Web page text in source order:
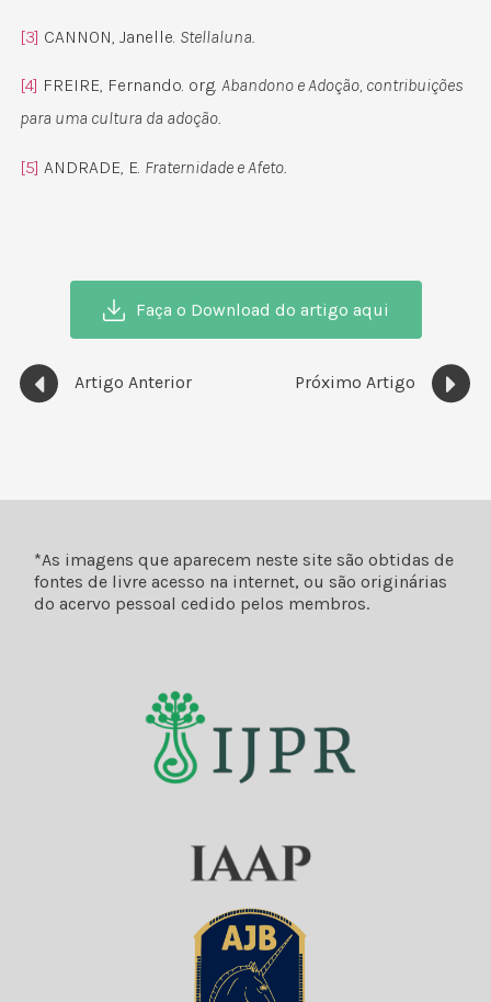
[3] CANNON, Janelle. Stellaluna.
[4] FREIRE, Fernando. org. Abandono e Adoção, contribuições
para uma cultura da adoção.
[5] ANDRADE, E. Fraternidade e Afeto.
Faça o Download do artigo aqui
Artigo Anterior Próximo Artigo
*As imagens que aparecem neste site são obtidas de
fontes de livre acesso na internet, ou são originárias
do acervo pessoal cedido pelos membros.